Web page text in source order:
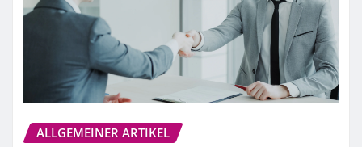
ALLGEMEINER ARTIKEL